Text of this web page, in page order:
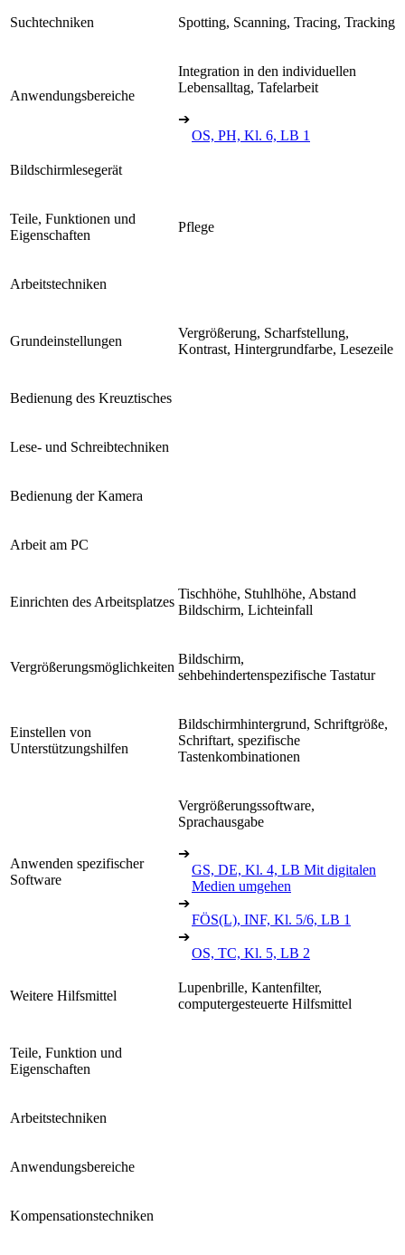
Suchtechniken Spotting, Scanning, Tracing, Tracking
Anwendungsbereiche
Integration in den individuellen
Lebensalltag, Tafelarbeit
➔
OS, PH, Kl. 6, LB 1
Bildschirmlesegerät
Teile, Funktionen und
Eigenschaften
Pflege
Arbeitstechniken
Grundeinstellungen
Vergrößerung, Scharfstellung,
Kontrast, Hintergrundfarbe, Lesezeile
Bedienung des Kreuztisches
Lese- und Schreibtechniken
Bedienung der Kamera
Arbeit am PC
Einrichten des Arbeitsplatzes
Tischhöhe, Stuhlhöhe, Abstand
Bildschirm, Lichteinfall
Vergrößerungsmöglichkeiten
Bildschirm,
sehbehindertenspezifische Tastatur
Einstellen von
Unterstützungshilfen
Bildschirmhintergrund, Schriftgröße,
Schriftart, spezifische
Tastenkombinationen
Anwenden spezifischer
Software
Vergrößerungssoftware,
Sprachausgabe
➔
GS, DE, Kl. 4, LB Mit digitalen
Medien umgehen
➔
FÖS(L), INF, Kl. 5/6, LB 1
➔
OS, TC, Kl. 5, LB 2
Weitere Hilfsmittel
Lupenbrille, Kantenfilter,
computergesteuerte Hilfsmittel
Teile, Funktion und
Eigenschaften
Arbeitstechniken
Anwendungsbereiche
Kompensationstechniken